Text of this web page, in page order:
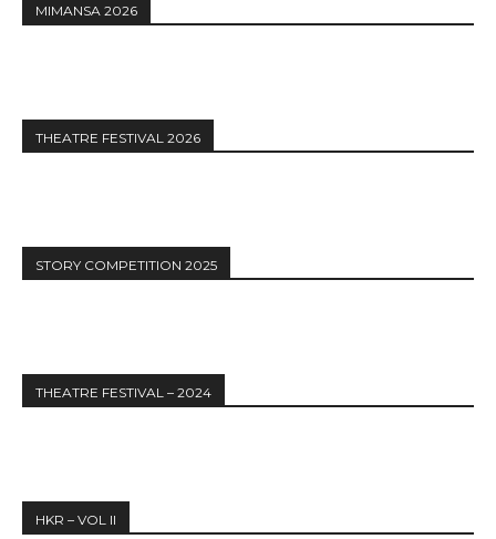
MIMANSA 2026
THEATRE FESTIVAL 2026
STORY COMPETITION 2025
THEATRE FESTIVAL – 2024
HKR – VOL II